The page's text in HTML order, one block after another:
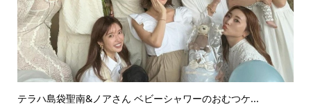
テラハ島袋聖南&ノアさん ベビーシャワーのおむつケ...